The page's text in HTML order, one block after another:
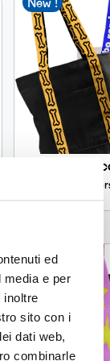
ed
media e per
inoltre
sito con i
dati web,
combinarle
New !